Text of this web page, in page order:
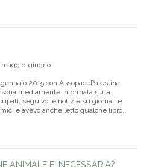
maggio-giugno
2015 con AssopacePalestina
mediamente informata sulla
seguivo le notizie su giornali e
e avevo anche letto qualche libro...
ANIMALE E' NECESSARIA?